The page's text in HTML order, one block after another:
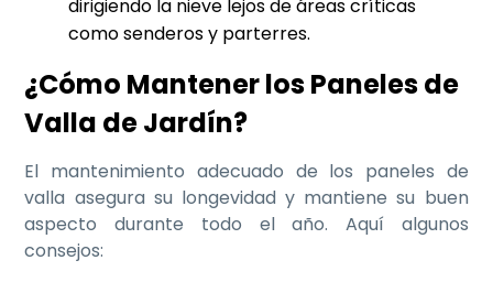
dirigiendo la nieve lejos de áreas críticas
como senderos y parterres.
¿Cómo Mantener los Paneles de
Valla de Jardín?
El mantenimiento adecuado de los paneles de
valla asegura su longevidad y mantiene su buen
aspecto durante todo el año. Aquí algunos
consejos: